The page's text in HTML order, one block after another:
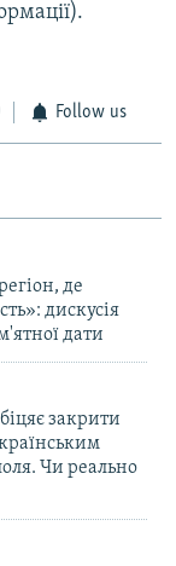
Follow us
де
дискусія
дати
закрити
Чи реально